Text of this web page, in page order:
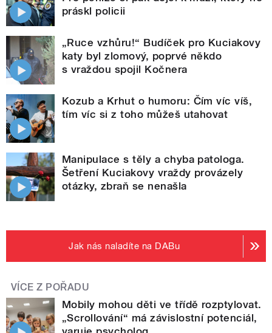
práskl policii
„Ruce vzhůru!“ Budíček pro Kuciakovy
katy byl zlomový, poprvé někdo
s vraždou spojil Kočnera
Kozub a Krhut o humoru: Čím víc víš,
tím víc si z toho můžeš utahovat
Manipulace s těly a chyba patologa.
Šetření Kuciakovy vraždy provázely
otázky, zbraň se nenašla
Jak nás naladíte na DABu
VÍCE Z POŘADU
Mobily mohou děti ve třídě rozptylovat.
„Scrollování“ má závislostní potenciál,